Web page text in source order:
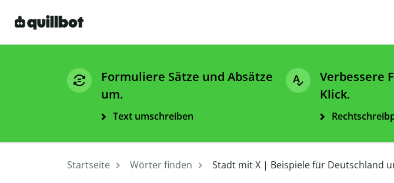
Formuliere Sätze und Absätze
um.
Text umschreiben
Verbessere
Klick.
Startseite Wörter finden Stadt mit X | Beispiele für Deutschland